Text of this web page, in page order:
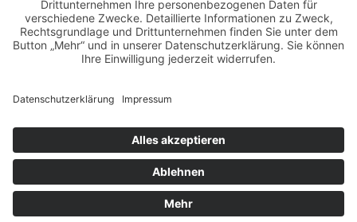
MIT FREUNDLICHER UNTERSTÜTZUNG
UNSERER PARTNER-SPORTVEREINE
LOGIN-BEREICH FÜR MITGLIEDER·
IMPRESSUM·DATENSCHUTZ